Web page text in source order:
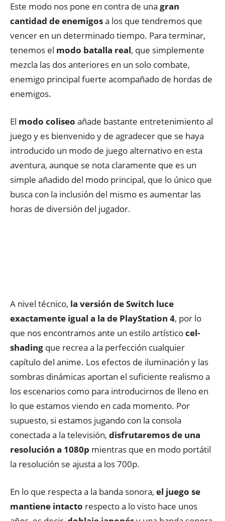
Este modo nos pone en contra de una gran
cantidad de enemigosa los que tendremos que
vencer en un determinado tiempo. Para terminar,
tenemos el modo batalla real, que simplemente
mezcla las dos anteriores en un solo combate,
enemigo principal fuerte acompañado de hordas de
enemigos.
El modo coliseo añade bastante entretenimiento al
juego y es bienvenido y de agradecer que se haya
introducido un modo de juego alternativo en esta
aventura, aunque se nota claramente que es un
simple añadido del modo principal, que lo único que
busca con la inclusión del mismo es aumentar las
horas de diversión del jugador.
A nivel técnico, la versión de Switch luce
exactamente igual a la de PlayStation 4, por lo
que nos encontramos ante un estilo artísticocel-
shading que recrea a la perfección cualquier
capítulo del anime. Los efectos de iluminación y las
sombras dinámicas aportan el suficiente realismo a
los escenarios como para introducirnos de lleno en
lo que estamos viendo en cada momento. Por
supuesto, si estamos jugando con la consola
conectada a la televisión, disfrutaremos de una
resolución a 1080p mientras que en modo portátil
la resolución se ajusta a los 700p.
En lo que respecta a la banda sonora, el juego se
mantiene intacto respecto a lo visto hace unos